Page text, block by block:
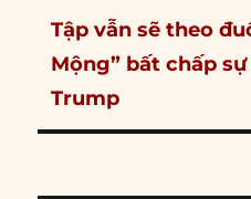
Next
post:
Tập vẫn sẽ theo
Mộng” bất chấp
Trump